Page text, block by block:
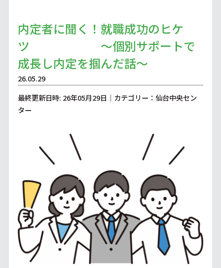
内定者に聞く！就職成功のヒケ
ツ ～個別サポートで
成長し内定を掴んだ話～
26.05.29
最終更新日時: 26年05月29日｜カテゴリー：仙台中央セン
ター